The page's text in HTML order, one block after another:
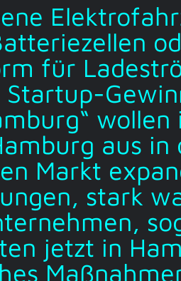
für
wollen
aus in
Markt
stark
jetzt in